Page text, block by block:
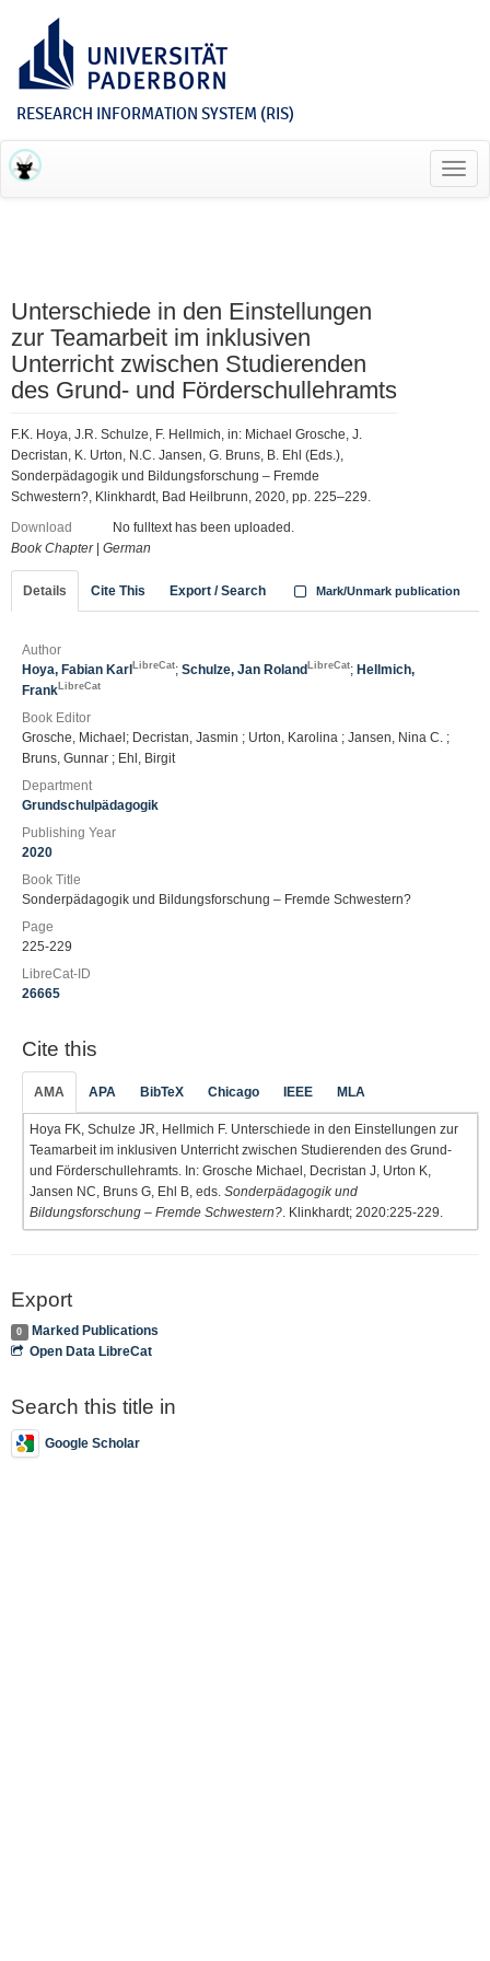
RESEARCH INFORMATION SYSTEM (RIS)
Unterschiede in den Einstellungen
zur Teamarbeit im inklusiven
Unterricht zwischen Studierenden
des Grund- und Förderschullehramts
F.K. Hoya, J.R. Schulze, F. Hellmich, in: Michael Grosche, J.
Decristan, K. Urton, N.C. Jansen, G. Bruns, B. Ehl (Eds.),
Sonderpädagogik und Bildungsforschung – Fremde
Schwestern?, Klinkhardt, Bad Heilbrunn, 2020, pp. 225–229.
Download
No fulltext has been uploaded.
Book Chapter| German
Details Cite This Export / Search Mark/Unmark publication
Author
Hoya, Fabian Karl LibreCat; Schulze, Jan Roland LibreCat; Hellmich,
Frank LibreCat
Book Editor
Grosche, Michael; Decristan, Jasmin ; Urton, Karolina ; Jansen, Nina C. ;
Bruns, Gunnar ; Ehl, Birgit
Department
Grundschulpädagogik
Publishing Year
2020
Book Title
Sonderpädagogik und Bildungsforschung – Fremde Schwestern?
Page
225-229
LibreCat-ID
26665
Cite this
AMA APA BibTeX Chicago IEEE MLA
Hoya FK, Schulze JR, Hellmich F. Unterschiede in den Einstellungen zur
Teamarbeit im inklusiven Unterricht zwischen Studierenden des Grund-
und Förderschullehramts. In: Grosche Michael, Decristan J, Urton K,
Jansen NC, Bruns G, Ehl B, eds. Sonderpädagogik und
Bildungsforschung – Fremde Schwestern? . Klinkhardt; 2020:225-229.
Export
0
Marked Publications
Open Data LibreCat
Search this title in
Google Scholar